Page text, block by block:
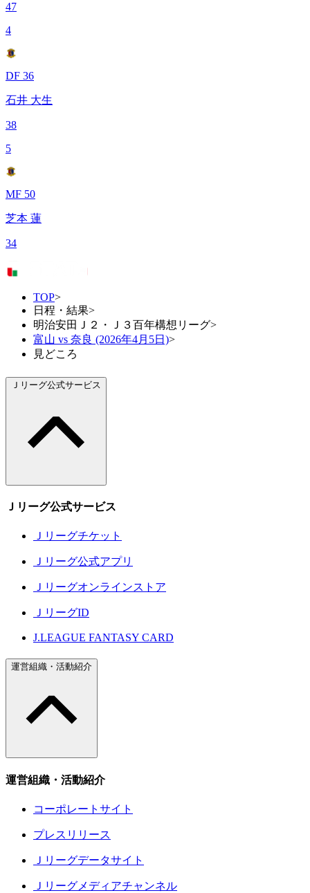
47
4
DF 36
石井 大生
38
5
MF 50
芝本 蓮
34
TOP>
日程・結果>
明治安田Ｊ２・Ｊ３百年構想リーグ>
富山 vs 奈良 (2026年4月5日)>
見どころ
Ｊリーグ公式サービス
Ｊリーグ公式サービス
Ｊリーグチケット
Ｊリーグ公式アプリ
Ｊリーグオンラインストア
ＪリーグID
J.LEAGUE FANTASY CARD
運営組織・活動紹介
運営組織・活動紹介
コーポレートサイト
プレスリリース
Ｊリーグデータサイト
Ｊリーグメディアチャンネル